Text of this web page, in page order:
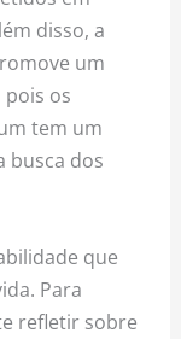
disso, a
um
os
tem um
busca dos
que
Para
refletir sobre